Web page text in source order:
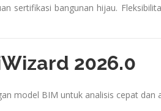
sertifikasi bangunan hijau.
2026.0
model BIM untuk analisis cepat dan